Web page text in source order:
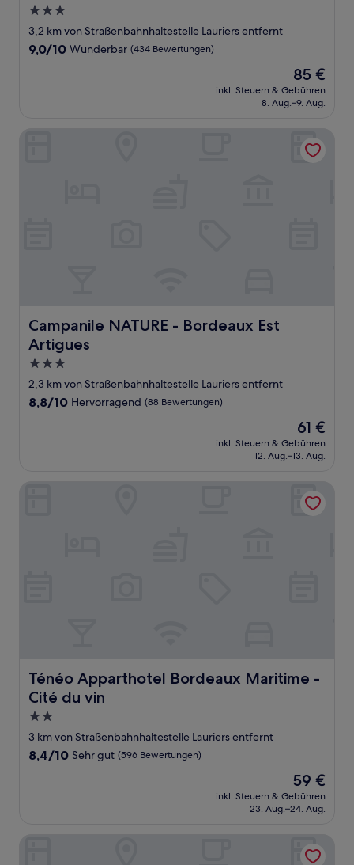
3.0-
Sterne-
Unterkunft
3,2 km von Straßenbahnhaltestelle Lauriers entfernt
9.0
9,0/10 Wunderbar (434 Bewertungen)
Der
Preis
beträgt
85 €
inkl. Steuern & Gebühren
8. Aug.–9. Aug.
Campanile NATURE - Bordeaux Est
Artigues
Campanile NATURE - Bordeaux Est Artigues
3.0-
Sterne-
Unterkunft
2,3 km von Straßenbahnhaltestelle Lauriers entfernt
8.8
8,8/10 Hervorragend (88 Bewertungen)
Der
Preis
beträgt
61 €
inkl. Steuern & Gebühren
12. Aug.–13. Aug.
Ténéo Apparthotel Bordeaux Maritime -
Cité du vin
Ténéo Apparthotel Bordeaux Maritime - Cité du vin
2.0-
Sterne-
Unterkunft
3 km von Straßenbahnhaltestelle Lauriers entfernt
8.4
Bewertungen)
8,4/10 Sehr gut (596 Bewertungen)
Der
Preis
beträgt
59 €
inkl. Steuern & Gebühren
23. Aug.–24. Aug.
Ténéo Apparthotel Bordeaux Maritime - Cité du vin